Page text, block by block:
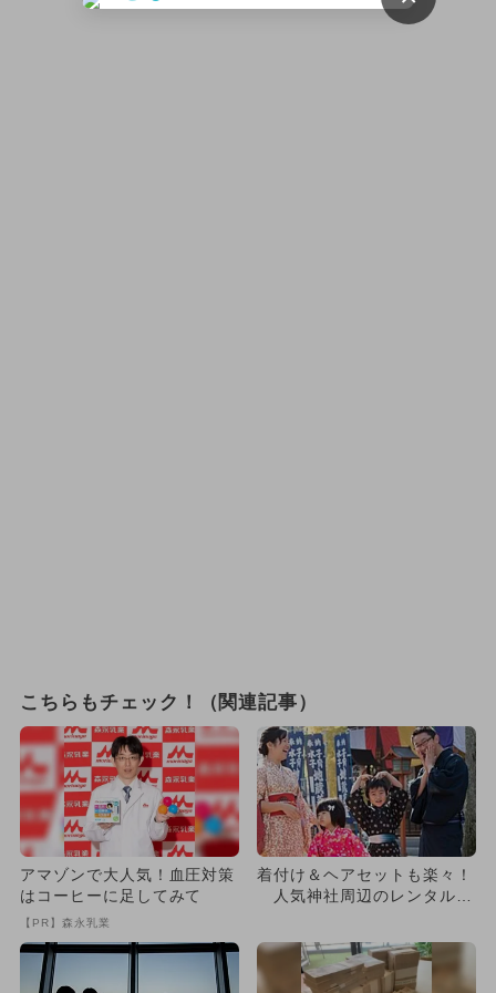
こちらもチェック！（関連記事）
アマゾンで大人気！血圧対策
はコーヒーに足してみて
【PR】森永乳業
着付け＆ヘアセットも楽々！
人気神社周辺のレンタル着